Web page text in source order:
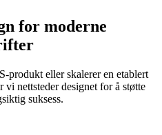
for moderne
produkt eller skalerer en etablert
vi nettsteder designet for å støtte
suksess.